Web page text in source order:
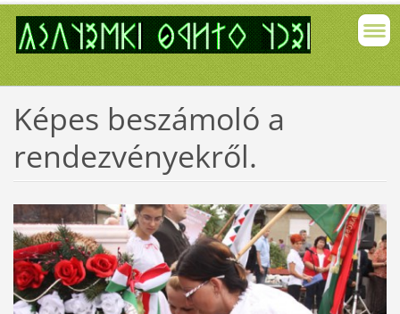
Képes beszámoló a
rendezvényekről.